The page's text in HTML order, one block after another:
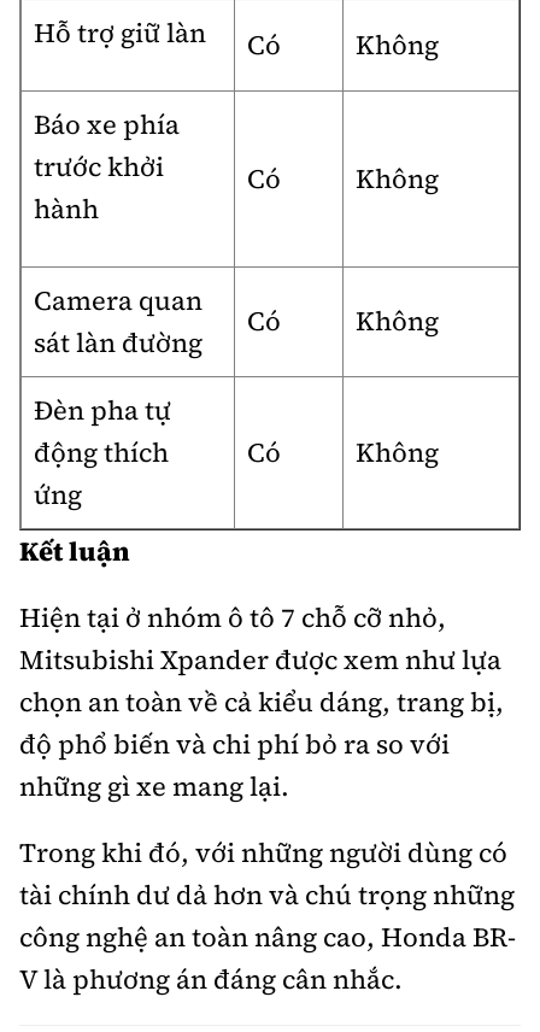
Hỗ trợ giữ làn Có Không
Báo xe phía
trước khởi
hành
Có Không
Camera quan
sát làn đường
Có Không
Đèn pha tự
động thích
ứng
Có Không
Kết luận
Hiện tại ở nhóm ô tô 7 chỗ cỡ nhỏ,
Mitsubishi Xpander được xem như lựa
chọn an toàn về cả kiểu dáng, trang bị,
độ phổ biến và chi phí bỏ ra so với
những gì xe mang lại.
Trong khi đó, với những người dùng có
tài chính dư dả hơn và chú trọng những
công nghệ an toàn nâng cao, Honda BR-
V là phương án đáng cân nhắc.